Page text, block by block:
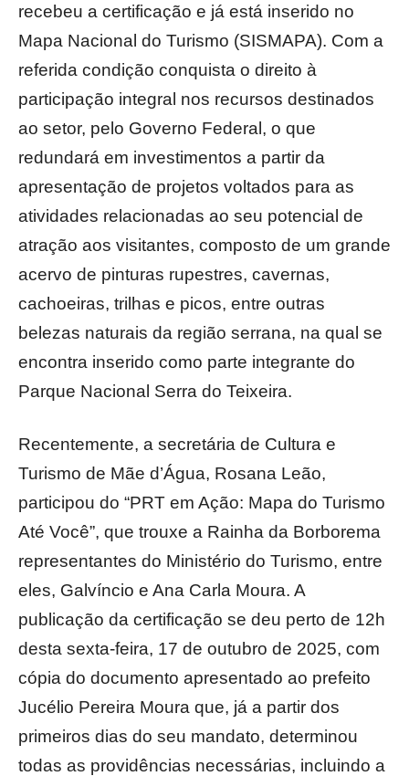
recebeu a certificação e já está inserido no
Mapa Nacional do Turismo (SISMAPA). Com a
referida condição conquista o direito à
participação integral nos recursos destinados
ao setor, pelo Governo Federal, o que
redundará em investimentos a partir da
apresentação de projetos voltados para as
atividades relacionadas ao seu potencial de
atração aos visitantes, composto de um grande
acervo de pinturas rupestres, cavernas,
cachoeiras, trilhas e picos, entre outras
belezas naturais da região serrana, na qual se
encontra inserido como parte integrante do
Parque Nacional Serra do Teixeira.
Recentemente, a secretária de Cultura e
Turismo de Mãe d’Água, Rosana Leão,
participou do “PRT em Ação: Mapa do Turismo
Até Você”, que trouxe a Rainha da Borborema
representantes do Ministério do Turismo, entre
eles, Galvíncio e Ana Carla Moura. A
publicação da certificação se deu perto de 12h
desta sexta-feira, 17 de outubro de 2025, com
cópia do documento apresentado ao prefeito
Jucélio Pereira Moura que, já a partir dos
primeiros dias do seu mandato, determinou
todas as providências necessárias, incluindo a